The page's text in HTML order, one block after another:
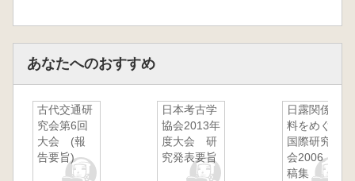
あなたへのおすすめ
古代交通研
究会第6回
大会 (報
告要旨)
日本考古学
協会2013年
度大会 研
究発表要旨
日露関係史
料をめぐる
国際研究集
会2006 予
稿集